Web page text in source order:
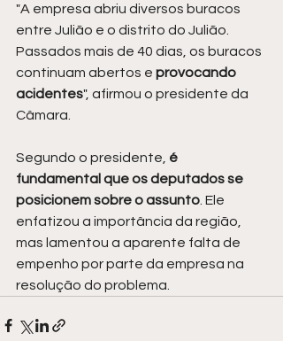
"A empresa abriu diversos buracos
entre Julião e o distrito do Julião.
Passados mais de 40 dias, os buracos
continuam abertos e provocando
acidentes", afirmou o presidente da
Câmara.
Segundo o presidente, é
fundamental que os deputados se
posicionem sobre o assunto . Ele
enfatizou a importância da região,
mas lamentou a aparente falta de
empenho por parte da empresa na
resolução do problema.